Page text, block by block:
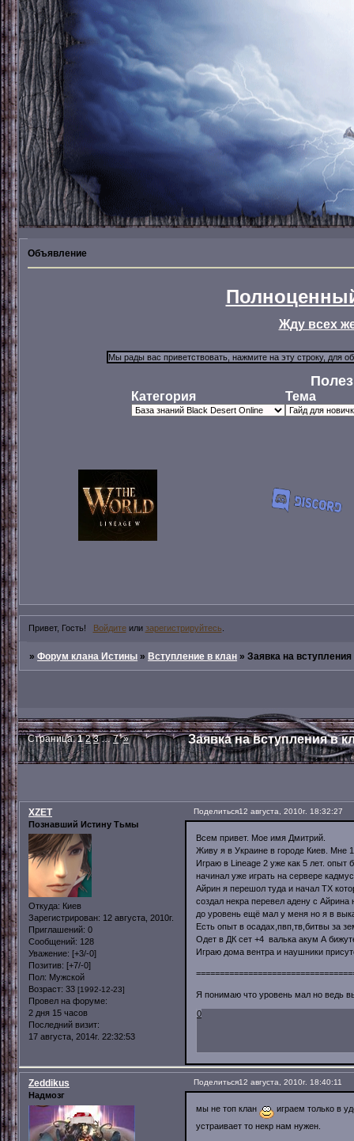
Объявление
Жду всех
Категория Тема
Привет, Гость! Войдитеили зарегистрируйтесь
»Форум клана Истины »Вступление в клан »Заявка на вступления
Заявка на вступления в
Страница:1 2 3 … 7 »
Поделиться12 августа, 2010г. 18:32:27
XZET
Познавший Истину Тьмы
Откуда: Киев
Зарегистрирован: 12 августа, 2010г.
Приглашений: 0
Сообщений: 128
Уважение: [+3/-0]
Позитив: [+7/-0]
Пол: Мужской
Возраст: 33 [1992-12-23]
Провел на форуме:
2 дня 15 часов
Последний визит:
17 августа, 2014г. 22:32:53
Всем привет. Мое имя Дмитрий.
Живу я в Украине в городе Киев. Мне
Играю в Lineage 2 уже как 5 лет.
начинал уже играть на сервере
Айрин я перешол туда и начал ТХ
создал некра перевел адену с
до уровень ещё мал у меня но я в
Есть опыт в осадах,пвп,тв,битвы за
Одет в ДК сет +4 валька акум А
Играю дома вентра и наушники
Я понимаю что уровень мал но ведь
0
Поделиться12 августа, 2010г. 18:40:11
Zeddikus
Надмозг
мы не топ клан
играем только в
устраивает то некр нам нужен.